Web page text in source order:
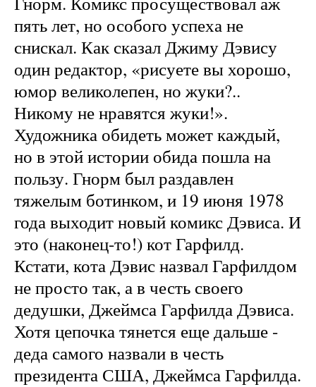
пять лет, но особого успеха не
снискал. Как сказал Джиму Дэвису
один редактор, «рисуете вы хорошо,
юмор великолепен, но жуки?..
Никому не нравятся жуки!».
Художника обидеть может каждый,
но в этой истории обида пошла на
пользу. Гнорм был раздавлен
тяжелым ботинком, и 19 июня 1978
года выходит новый комикс Дэвиса. И
это (наконец-то!) кот Гарфилд.
Кстати, кота Дэвис назвал Гарфилдом
не просто так, а в честь своего
дедушки, Джеймса Гарфилда Дэвиса.
Хотя цепочка тянется еще дальше -
деда самого назвали в честь
президента США, Джеймса Гарфилда.